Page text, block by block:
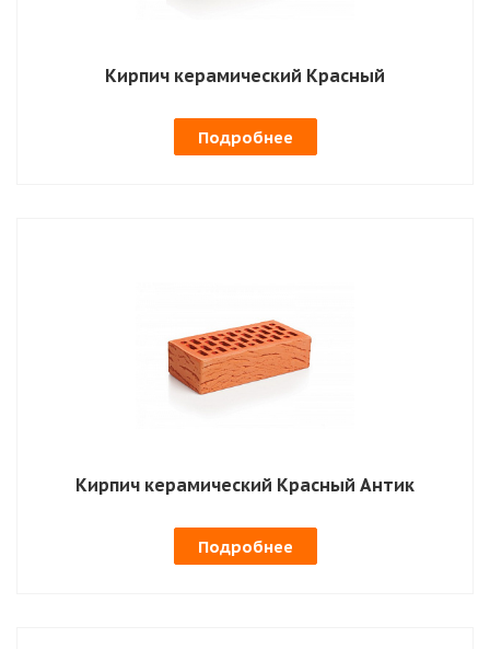
Кирпич керамический Красный
Подробнее
Кирпич керамический Красный Антик
Подробнее